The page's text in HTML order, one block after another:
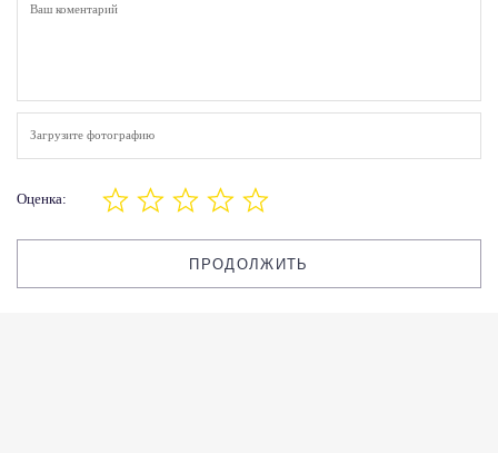
Загрузите фотографию
Оценка:
ПРОДОЛЖИТЬ